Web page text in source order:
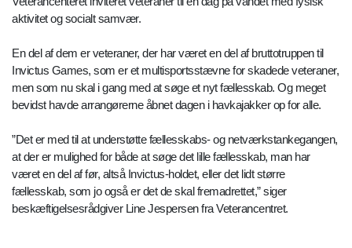
aktivitet og socialt samvær.
En del af dem er veteraner, der har været en del af bruttotruppen til
Invictus Games, som er et multisportsstævne for skadede veteraner,
men som nu skal i gang med at søge et nyt fællesskab. Og meget
bevidst havde arrangørerne åbnet dagen i havkajakker op for alle.
”Det er med til at understøtte fællesskabs- og netværkstankegangen,
at der er mulighed for både at søge det lille fællesskab, man har
været en del af før, altså Invictus-holdet, eller det lidt større
fællesskab, som jo også er det de skal fremadrettet,” siger
beskæftigelsesrådgiver Line Jespersen fra Veterancentret.